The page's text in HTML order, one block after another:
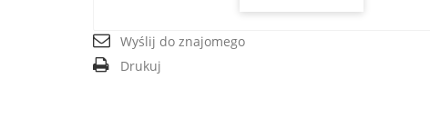
Wyślij do znajomego
Drukuj